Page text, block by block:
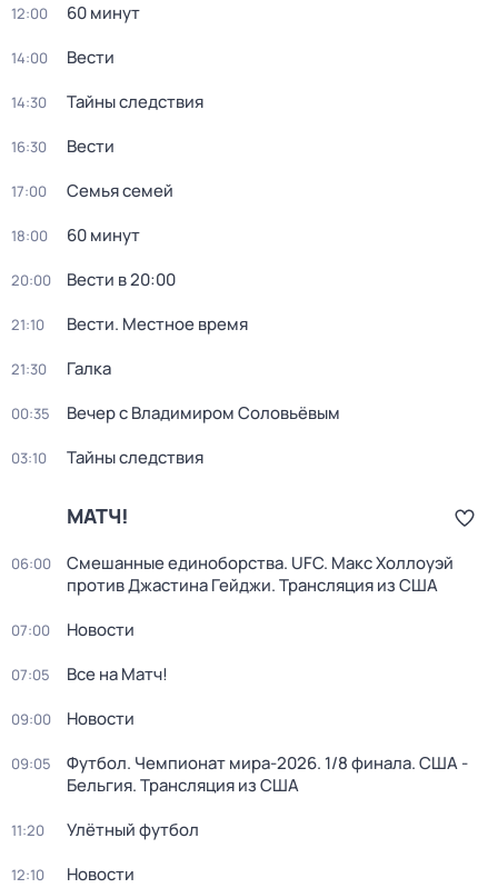
12:00 60 минут
14:00 Вести
14:30 Тайны следствия
16:30 Вести
17:00 Семья семей
18:00 60 минут
20:00 Вести в 20:00
21:10 Вести. Местное время
21:30 Галка
00:35 Вечер с Владимиром Соловьёвым
03:10 Тайны следствия
МАТЧ!
06:00
Смешанные единоборства. UFC. Макс Холлоуэй
против Джастина Гейджи. Трансляция из США
07:00 Новости
07:05 Все на Матч!
09:00 Новости
09:05
Футбол. Чемпионат мира-2026. 1/8 финала. США -
Бельгия. Трансляция из США
11:20 Улётный футбол
12:10 Новости